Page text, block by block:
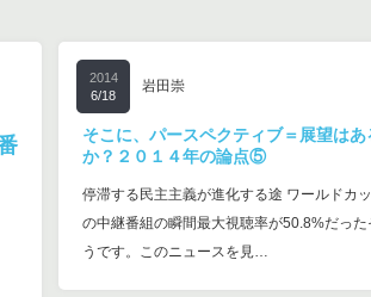
2014
6/18
岩田崇
そこに、パースペクティブ＝展望はあ
か？２０１４年の論点⑤
停滞する民主主義が進化する途 ワールドカ
の中継番組の瞬間最大視聴率が50.8%だった
うです。このニュースを見…